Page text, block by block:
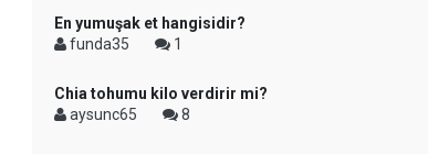
En yumuşak et hangisidir?
funda35
1
Chia tohumu kilo verdirir mi?
aysunc65
8